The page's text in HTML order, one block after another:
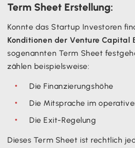
Term Sheet Erstellung:
Konnte das Startup Investoren
Konditionen der Venture Capital
sogenannten Term Sheet
zählen beispielsweise:
Die Finanzierungshöhe
Die Mitsprache im
Die Exit-Regelung
Dieses Term Sheet ist rechtlich